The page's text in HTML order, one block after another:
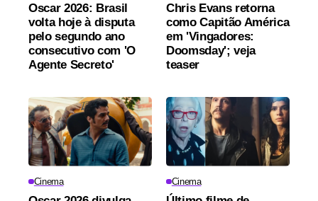
Oscar 2026: Brasil
volta hoje à disputa
pelo segundo ano
consecutivo com 'O
Agente Secreto'
Chris Evans retorna
como Capitão América
em 'Vingadores:
Doomsday'; veja
teaser
Cinema Cinema